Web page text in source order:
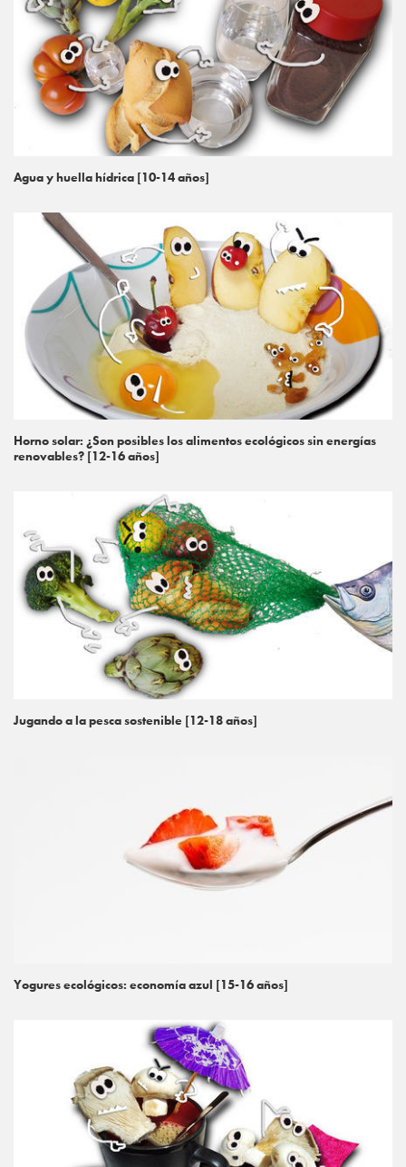
Agua y huella hídrica [10-14 años]
Horno solar: ¿Son posibles los alimentos ecológicos sin energías
renovables? [12-16 años]
Jugando a la pesca sostenible [12-18 años]
Yogures ecológicos: economía azul [15-16 años]